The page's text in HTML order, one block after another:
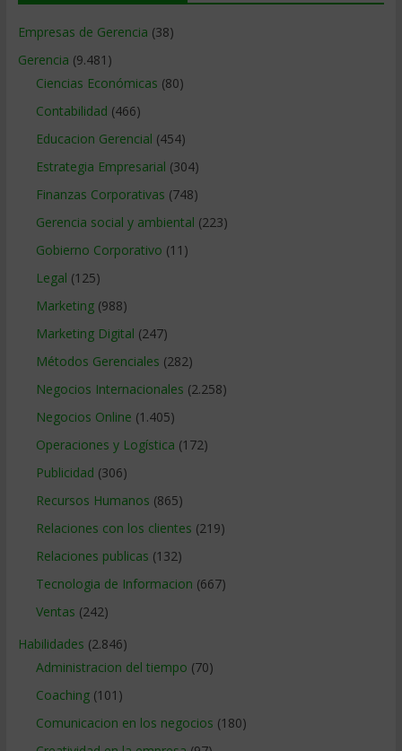
Empresas de Gerencia (38)
Gerencia (9.481)
Ciencias Económicas (80)
Contabilidad (466)
Educacion Gerencial (454)
Estrategia Empresarial (304)
Finanzas Corporativas (748)
Gerencia social y ambiental (223)
Gobierno Corporativo (11)
Legal (125)
Marketing(988)
Marketing Digital (247)
Métodos Gerenciales (282)
Negocios Internacionales (2.258)
Negocios Online (1.405)
Operaciones y Logística (172)
Publicidad (306)
Recursos Humanos (865)
Relaciones con los clientes (219)
Relaciones publicas (132)
Tecnologia de Informacion (667)
Ventas (242)
Habilidades (2.846)
Administracion del tiempo (70)
Coaching(101)
Comunicacion en los negocios (180)